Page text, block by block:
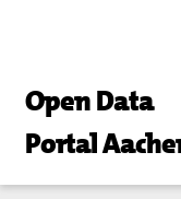
Open Data
Portal